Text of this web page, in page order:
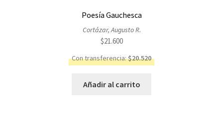
Poesía Gauchesca
Cortázar, Augusto R.
$21.600
Con transferencia:$20.520
Añadir al carrito